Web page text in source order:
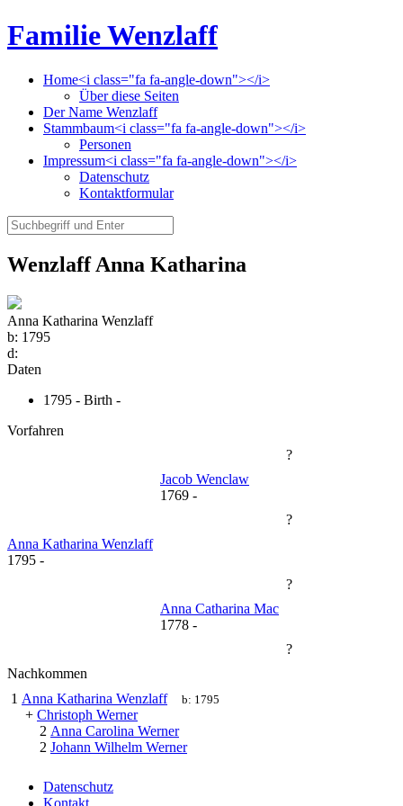
Familie Wenzlaff
Home<i class="fa fa-angle-down"></i>
Über diese Seiten
Der Name Wenzlaff
Stammbaum<i class="fa fa-angle-down"></i>
Personen
Impressum<i class="fa fa-angle-down"></i>
Datenschutz
Kontaktformular
Wenzlaff Anna Katharina
Anna Katharina Wenzlaff
b: 1795
d:
Daten
1795 - Birth -
Vorfahren
?
Jacob Wenclaw
1769 -
?
Anna Katharina Wenzlaff
1795 -
?
Anna Catharina Mac
1778 -
?
Nachkommen
1 Anna Katharina Wenzlaff b: 1795
+ Christoph Werner
2 Anna Carolina Werner
2 Johann Wilhelm Werner
Datenschutz
Kontakt